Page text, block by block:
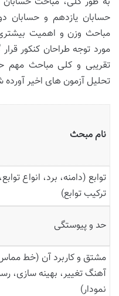
حسابان یازدهم و حسابان
مباحث وزن و اهمیت
مورد توجه طراحان کنکور
تقریبی و کلی مباحث مهم
تحلیل آزمون های اخیر
نام مبحث
توابع (دامنه، برد، انواع توابع،
ترکیب توابع)
حد و پیوستگی
مشتق و کاربرد آن (خط
آهنگ تغییر، بهینه سازی،
نمودار)